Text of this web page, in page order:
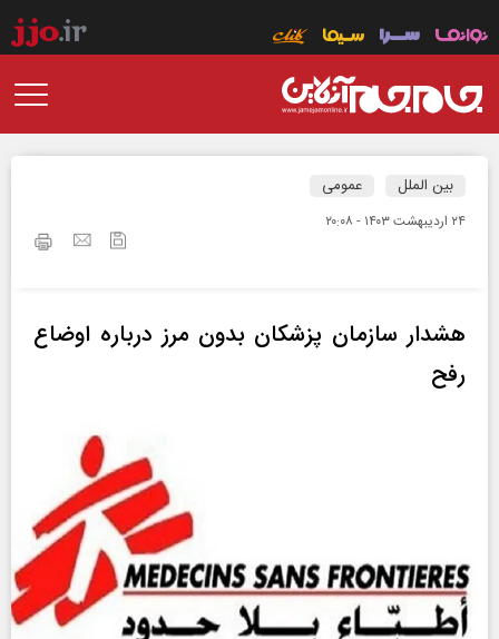
بین الملل عمومی
۲۴ ارديبهشت ۱۴۰۳ - ۲۰:۰۸
هشدار سازمان پزشکان بدون مرز درباره اوضاع
رفح